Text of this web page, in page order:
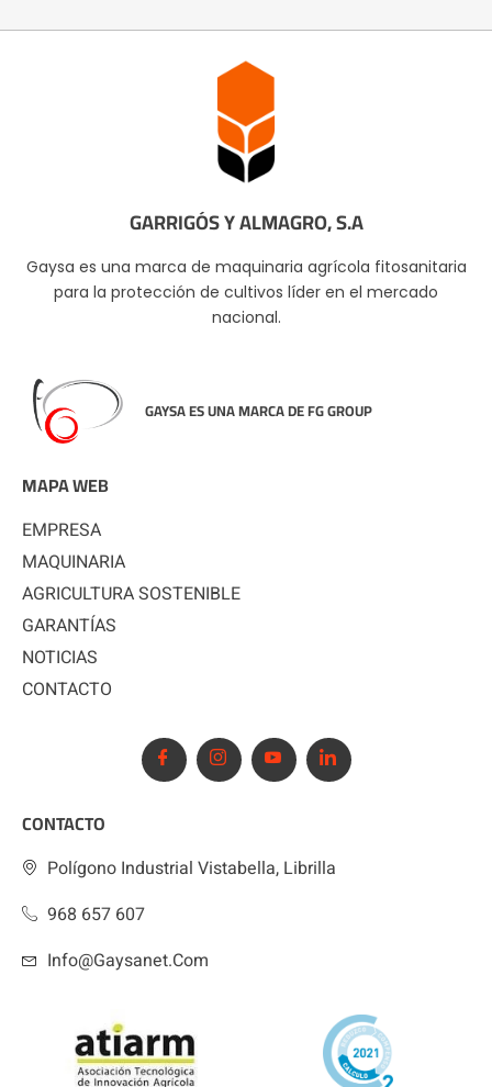
GARRIGÓS Y ALMAGRO, S.A
Gaysa es una marca de maquinaria agrícola fitosanitaria
para la protección de cultivos líder en el mercado
nacional.
GAYSA ES UNA MARCA DE FG GROUP
MAPA WEB
EMPRESA
MAQUINARIA
AGRICULTURA SOSTENIBLE
GARANTÍAS
NOTICIAS
CONTACTO
CONTACTO
Polígono Industrial Vistabella, Librilla
968 657 607
Info@gaysanet.com